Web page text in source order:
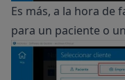
Es más, a la hora de
para un paciente o